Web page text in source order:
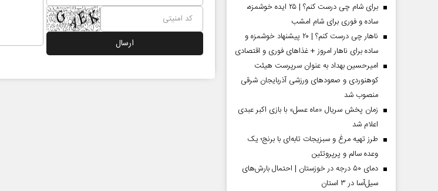
برای شام چی درست کنم؟ | ۲۵ ایده خوشمزه،
ساده و فوری برای شام امشب
ناهار چی درست کنم؟ | ۲۰ پیشنهاد خوشمزه و
ساده برای ناهار امروز + غذاهای فوری و اقتصادی
امیرحسین بهداد به عنوان سرپرست هیئت
کوهنوردی و صعودهای ورزشی آذربایجان شرقی
منصوب شد
زمان پخش سریال «ماه عسل» با بازی اکبر عبدی
اعلام شد
طرز تهیه مرغ و سبزیجات تابه‌ای با برنج؛ یک
وعده سالم و پرپروتئین
دمای ۵۰ درجه در خوزستان | احتمال بارش‌های
سیل‌آسا در ۳ استان
صفحات نخست روزنامه ها‌ی یکشنبه ۴ مردادماه